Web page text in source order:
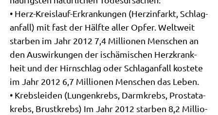
• Herz-Kreis­lauf-Erkran­kun­gen (Herz­in­farkt, Schlag­
an­fall) mit fast der Hälf­te aller Opfer. Welt­weit
star­ben im Jahr 2012 7,4 Mil­lio­nen Men­schen an
den Aus­wir­kun­gen der ischä­mi­schen Herz­krank­
heit und der Hirn­schlag oder Schlag­an­fall koste­te
im Jahr 2012 6,7 Mil­lio­nen Men­schen das Leben.
• Krebs­lei­den (Lun­gen­krebs, Darm­krebs, Pro­sta­ta­
krebs, Brust­krebs) Im Jahr 2012 star­ben 8,2 Mil­lio­